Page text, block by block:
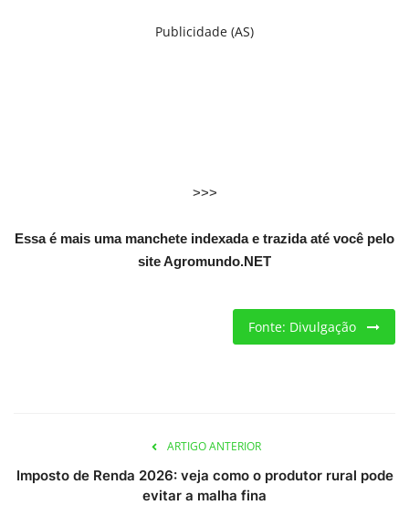
Publicidade (AS)
>>>
Essa é mais uma manchete indexada e trazida até você pelo
site Agromundo.NET
Fonte: Divulgação
ARTIGO ANTERIOR
Imposto de Renda 2026: veja como o produtor rural pode
evitar a malha fina